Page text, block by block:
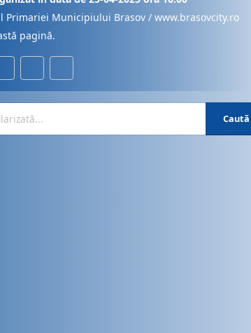
Primariei Municipiului Brasov / www.brasovcity.ro
pagină.
Caută